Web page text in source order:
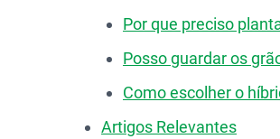
Por que preciso
Posso guardar os
Como escolher o
Artigos Relevantes